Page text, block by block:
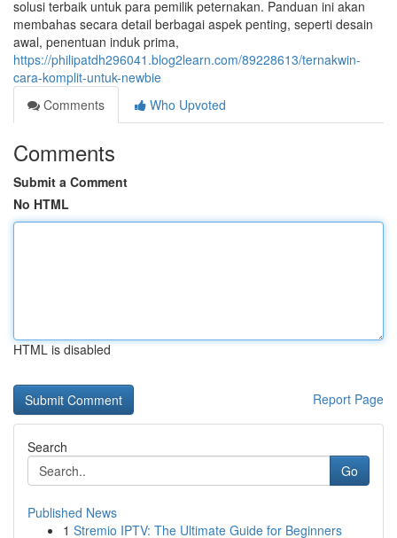
solusi terbaik untuk para pemilik peternakan. Panduan ini akan
membahas secara detail berbagai aspek penting, seperti desain
awal, penentuan induk prima,
https://philipatdh296041.blog2learn.com/89228613/ternakwin-
cara-komplit-untuk-newbie
Comments
Who Upvoted
Comments
Submit a Comment
No HTML
HTML is disabled
Report Page
Search
Go
Published News
1 Stremio IPTV: The Ultimate Guide for Beginners